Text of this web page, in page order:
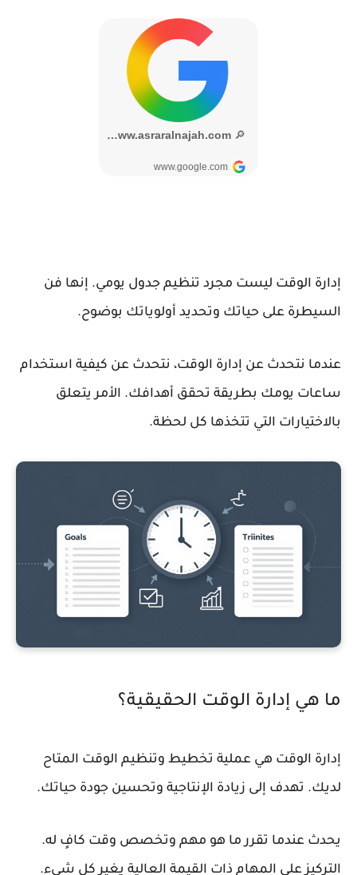
إدارة الوقت ليست مجرد تنظيم جدول يومي. إنها فن
السيطرة على حياتك وتحديد أولوياتك بوضوح.
عندما نتحدث عن إدارة الوقت، نتحدث عن كيفية استخدام
ساعات يومك بطريقة تحقق أهدافك. الأمر يتعلق
بالاختيارات التي تتخذها كل لحظة.
ما هي إدارة الوقت الحقيقية؟
إدارة الوقت هي عملية تخطيط وتنظيم الوقت المتاح
لديك. تهدف إلى زيادة الإنتاجية وتحسين جودة حياتك.
يحدث عندما تقرر ما هو مهم وتخصص وقت كافٍ له.
التركيز على المهام ذات القيمة العالية يغير كل شيء.